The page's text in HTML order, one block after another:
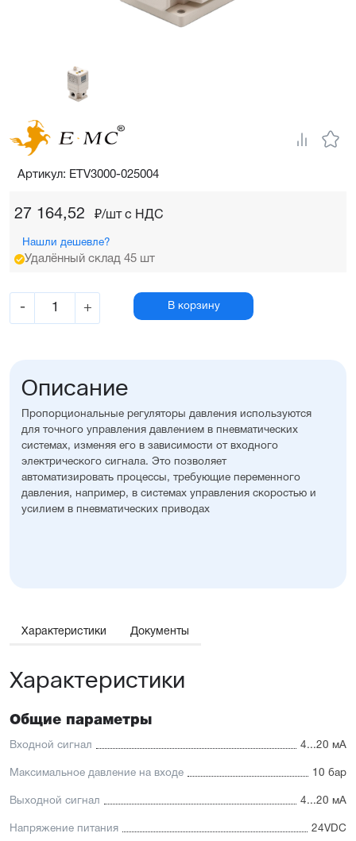
27 164,52 ₽/шт c НДС
Нашли дешевле?
Удалённый склад 45 шт
- + В корзину
Артикул: ETV3000-025004
Описание
Пропорциональные регуляторы давления используются
для точного управления давлением в пневматических
системах, изменяя его в зависимости от входного
электрического сигнала. Это позволяет
автоматизировать процессы, требующие переменного
давления, например, в системах управления скоростью и
усилием в пневматических приводах
Характеристики Документы
Характеристики
Общие параметры
Входной сигнал 4...20 мА
Максимальное давление на входе 10 бар
Выходной сигнал 4...20 мА
Напряжение питания 24VDC